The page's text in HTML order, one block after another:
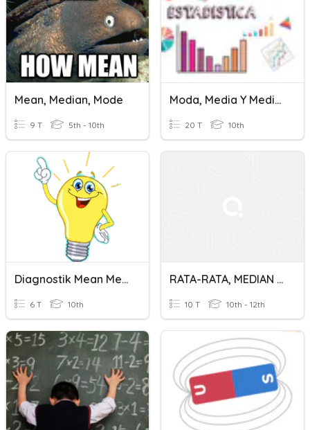
Mean, Median, Mode
9 T 5th - 10th
Moda, Media Y Mediana
20 T 10th
Diagnostik Mean Median Modus Data Kelompok
6 T 10th
RATA-RATA, MEDIAN DAN MODUS
10 T 10th - 12th